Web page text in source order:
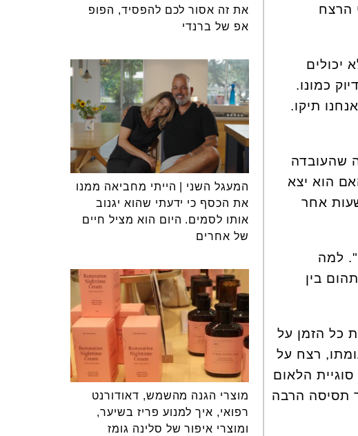
הרצח
יכולים
כמונו.
תיקו.
שהעובדה
הוא יצא
אחר
למה
בין
כל הזמן על
רצח על
הלאום
תסיסה הרבה
את זה אסור לכם להפסיד, הפופ
אפ של ברנדי
המעגל השני | הייתי מחביאה ממנו
את הכסף כי ידעתי שהוא יגנוב
אותו לסמים. היום הוא מציל חיים
של אחרים
מוצרי הגנה מהשמש, דאודורנט
רפואי, איך למנוע פריז בשיער,
ומוצרי איפור של סלינה גומז